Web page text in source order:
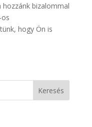
bizalommal
hogy Ön is